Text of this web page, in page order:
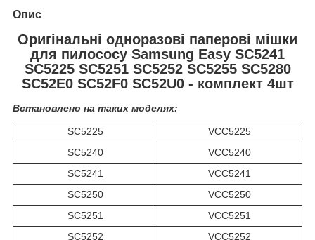
Опис
Оригінальні одноразові паперові мішки
для пилососу Samsung Easy SC5241
SC5225 SC5251 SC5252 SC5255 SC5280
SC52E0 SC52F0 SC52U0 - комплект 4шт
Встановлено на таких моделях:
SC5225
VCC5225
SC5240
VCC5240
SC5241
VCC5241
SC5250
VCC5250
SC5251
VCC5251
SC5252
VCC5252